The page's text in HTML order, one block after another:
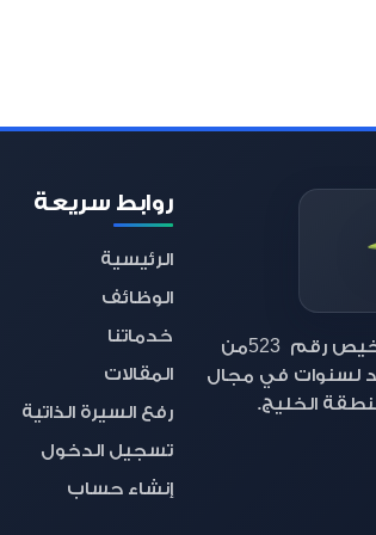
رقم 523من
لسنوات في مجال
الخليج.
روابط سريعة
الرئيسية
الوظائف
خدماتنا
المقالات
رفع السيرة الذاتية
تسجيل الدخول
إنشاء حساب